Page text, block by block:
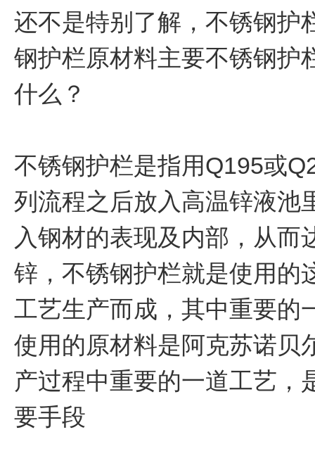
还不是特别了解，不锈钢护
钢护栏原材料主要不锈钢护
什么？
不锈钢护栏是指用Q195或
列流程之后放入高温锌液池
入钢材的表现及内部，从
锌，不锈钢护栏就是使用的
工艺生产而成，其中重要的
使用的原材料是阿克苏诺贝
产过程中重要的一道工艺，
要手段